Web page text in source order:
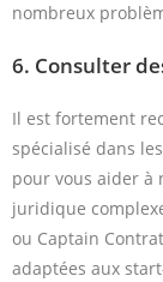
nombreux
6. Consulter
Il est fortement
spécialisé dans
pour vous aider à
juridique
ou Captain
adaptées aux